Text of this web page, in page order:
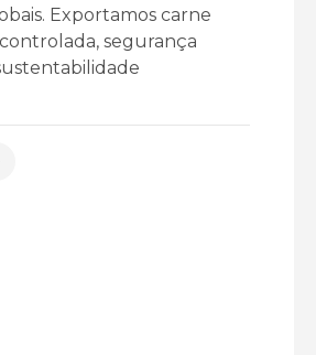
Exportamos carne
segurança